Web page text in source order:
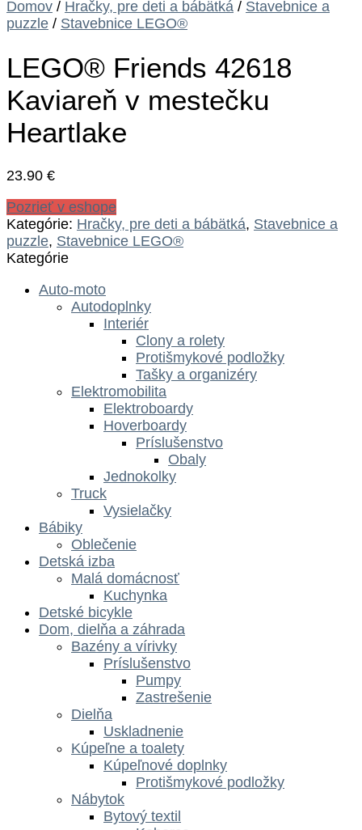
Domov / Hračky, pre deti a bábätká / Stavebnice a
puzzle / Stavebnice LEGO®
LEGO® Friends 42618
Kaviareň v mestečku
Heartlake
23.90 €
Pozrieť v eshope
Kategórie: Hračky, pre deti a bábätká, Stavebnice a
puzzle, Stavebnice LEGO®
Kategórie
Auto-moto
Autodoplnky
Interiér
Clony a rolety
Protišmykové podložky
Tašky a organizéry
Elektromobilita
Elektroboardy
Hoverboardy
Príslušenstvo
Obaly
Jednokolky
Truck
Vysielačky
Bábiky
Oblečenie
Detská izba
Malá domácnosť
Kuchynka
Detské bicykle
Dom, dielňa a záhrada
Bazény a vírivky
Príslušenstvo
Pumpy
Zastrešenie
Dielňa
Uskladnenie
Kúpeľne a toalety
Kúpeľnové doplnky
Protišmykové podložky
Nábytok
Bytový textil